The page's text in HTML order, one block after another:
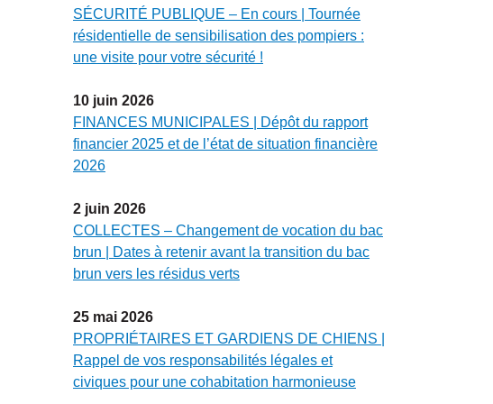
SÉCURITÉ PUBLIQUE – En cours | Tournée
résidentielle de sensibilisation des pompiers :
une visite pour votre sécurité !
10 juin 2026
FINANCES MUNICIPALES | Dépôt du rapport
financier 2025 et de l’état de situation financière
2026
2 juin 2026
COLLECTES – Changement de vocation du bac
brun | Dates à retenir avant la transition du bac
brun vers les résidus verts
25 mai 2026
PROPRIÉTAIRES ET GARDIENS DE CHIENS |
Rappel de vos responsabilités légales et
civiques pour une cohabitation harmonieuse